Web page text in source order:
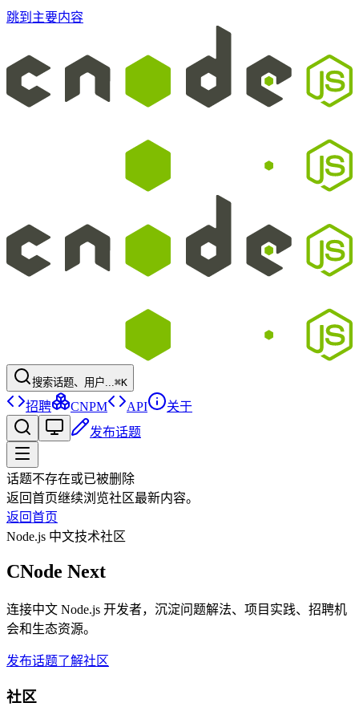
跳到主要内容
搜索话题、用户...⌘K
招聘 CNPM API
关于
发布话题
话题不存在或已被删除
返回首页继续浏览社区最新内容。
返回首页
Node.js 中文技术社区
CNode Next
连接中文 Node.js 开发者，沉淀问题解法、项目实践、招聘机
会和生态资源。
发布话题了解社区
社区